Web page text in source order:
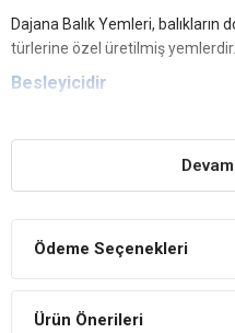
Dajana Balık Yemleri, balıkların
türlerine özel üretilmiş yemlerdir.
Besleyicidir
Dajana balık yemleri suya
BİLEŞİM
Soybean
Ödeme Seçenekleri
Ürün Önerileri